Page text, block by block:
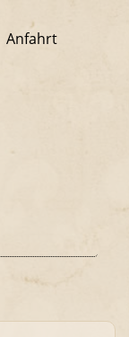
Anfahrt